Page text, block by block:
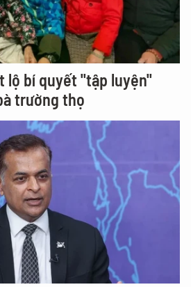
lộ bí quyết "tập luyện"
trường thọ